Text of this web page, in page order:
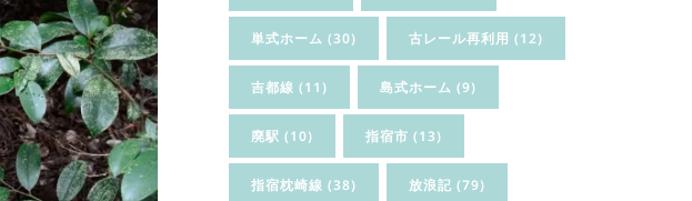
単式ホーム (30) 古レール再利用 (12)
吉都線 (11) 島式ホーム (9)
廃駅 (10) 指宿市 (13)
指宿枕崎線 (38) 放浪記 (79)